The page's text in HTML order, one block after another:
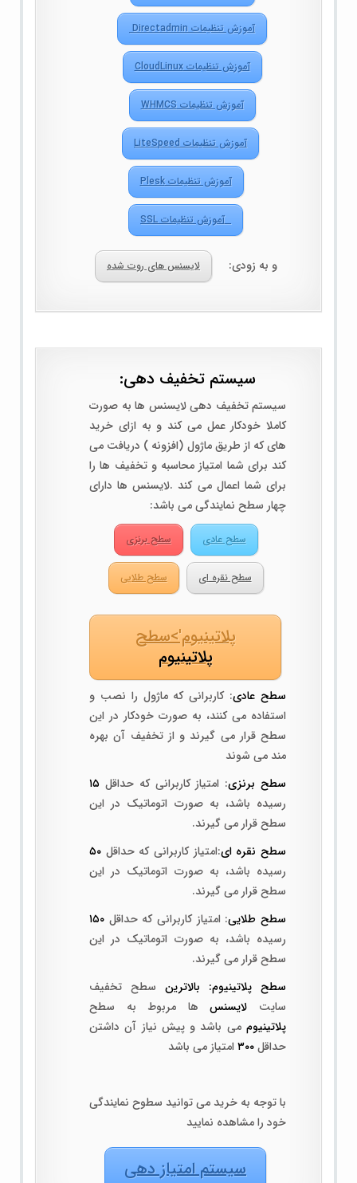
آموزش تنظیمات Directadmin
آموزش تنظیمات CloudLinux
آموزش تنظیمات WHMCS
آموزش تنظیمات LiteSpeed
آموزش تنظیمات Plesk
آموزش تنظیمات SSL
و به زودی: لایسنس های روت شده
سیستم تخفیف دهی:
سیستم تخفیف دهی لایسنس ها به صورت
کاملا خودکار عمل می کند و به ازای خرید
های که از طریق ماژول (افزونه ) دریافت می
کند برای شما امتیاز محاسبه و تخفیف ها را
برای شما اعمال می کند .لایسنس ها دارای
چهار سطح نمایندگی می باشد:
سطح عادی سطح برنزی
سطح نقره ای سطح طلایی
پلاتینیوم'>سطح
پلاتینیوم
سطح عادی: کاربرانی که ماژول را نصب و
استفاده می کنند، به صورت خودکار در این
سطح قرار می گیرند و از تخفیف آن بهره
مند می شوند
سطح برنزی: امتیاز کاربرانی که حداقل ۱۵
رسیده باشد، به صورت اتوماتیک در این
سطح قرار می گیرند.
سطح نقره ای:امتیاز کاربرانی که حداقل ۵۰
رسیده باشد، به صورت اتوماتیک در این
سطح قرار می گیرند.
سطح طلایی: امتیاز کاربرانی که حداقل ۱۵۰
رسیده باشد، به صورت اتوماتیک در این
سطح قرار می گیرند.
سطح پلاتینیوم: بالاترین سطح تخفیف
سایت لایسنسها مربوط به سطح
پلاتینیوم می باشد و پیش نیاز آن داشتن
حداقل۳۰۰ امتیاز می باشد
با توجه به خرید می توانید سطوح نمایندگی
خود را مشاهده نمایید
سیستم امتیاز دهی